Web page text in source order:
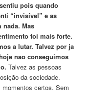
pois quando
“invisível” e as
nada. Mas
foi mais forte.
a lutar. Talvez por ja
nao conseguimos
Talvez as pessoas
da sociedade.
certos. Sem